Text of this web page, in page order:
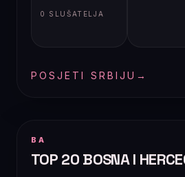
0 SLUŠATELJA
POSJETI SRBIJU →
BA
TOP 20 BOSNA I